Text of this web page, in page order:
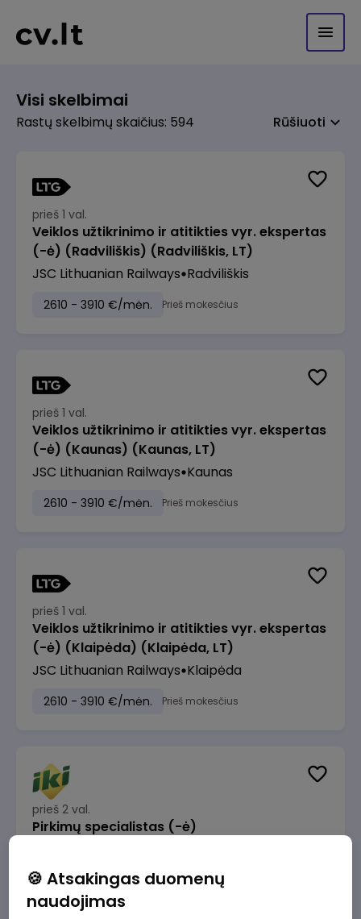
Visi skelbimai
Rastų skelbimų skaičius: 594 Rūšiuoti
prieš 1 val.
Veiklos užtikrinimo ir atitikties vyr. ekspertas
(-ė) (Radviliškis) (Radviliškis, LT)
JSC Lithuanian Railways Radviliškis
2610 - 3910 €/mėn. Prieš mokesčius
prieš 1 val.
Veiklos užtikrinimo ir atitikties vyr. ekspertas
(-ė) (Kaunas) (Kaunas, LT)
JSC Lithuanian Railways Kaunas
2610 - 3910 €/mėn. Prieš mokesčius
prieš 1 val.
Veiklos užtikrinimo ir atitikties vyr. ekspertas
(-ė) (Klaipėda) (Klaipėda, LT)
JSC Lithuanian Railways Klaipėda
2610 - 3910 €/mėn. Prieš mokesčius
prieš 2 val.
Pirkimų specialistas (-ė)
1600 - 1900 €/mėn. Prieš mokesčius
🍪 Atsakingas duomenų
naudojimas